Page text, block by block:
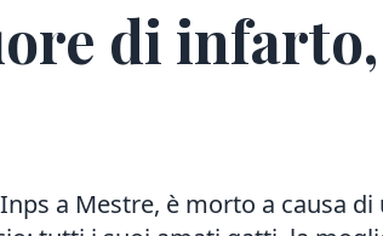
di
a Mestre, è morto a causa di